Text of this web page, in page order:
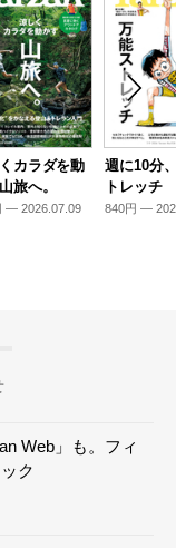
カラダを動
旅へ。
— 2026.07.09
週に10分
トレッチ
840円 —
Web」も。フィ
ク